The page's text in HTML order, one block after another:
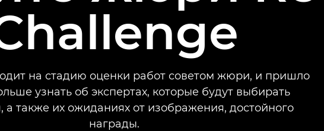
на стадию оценки работ советом жюри, и пришло
узнать об экспертах, которые будут выбирать
а также их ожиданиях от изображения, достойного
награды.